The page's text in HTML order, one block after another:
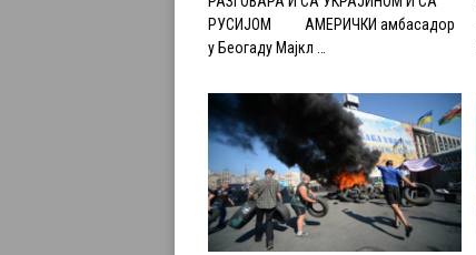
РУСИЈОМ АМЕРИЧКИ амбасадор
у Беогаду Мајкл …